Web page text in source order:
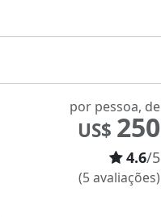
por pessoa, de
US$ 250
4.6/5
(5 avaliações)